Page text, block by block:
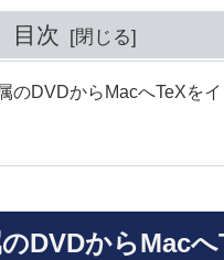
目次
のDVDからMacへTeXを
DVDからMac